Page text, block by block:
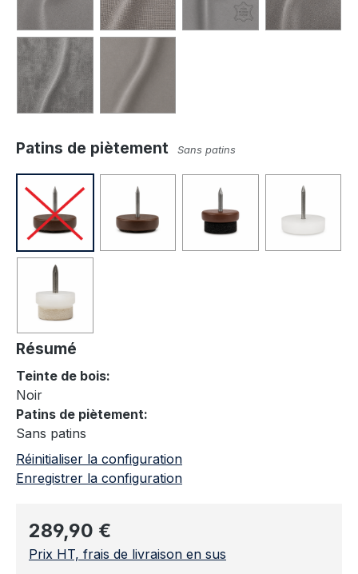
Patins de piètement Sans patins
Résumé
Teinte de bois:
Noir
Patins de piètement:
Sans patins
Réinitialiser la configuration
Enregistrer la configuration
Prix régulier :
289,90 €
Prix HT, frais de livraison en sus